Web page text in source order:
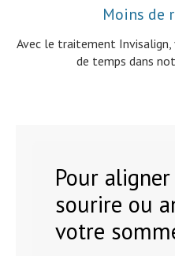
Moins de
Avec le traitement Invisalign,
de temps dans
Pour
sourire ou
votre